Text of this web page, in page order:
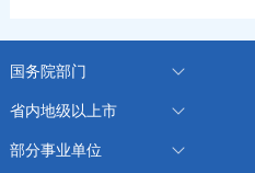
国务院部门
省内地级以上市
部分事业单位